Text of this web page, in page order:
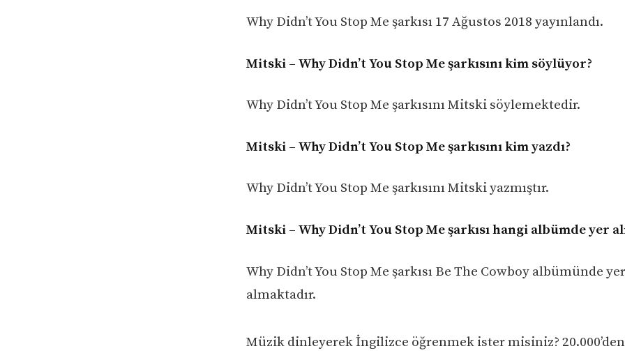
Why Didn’t You Stop Me şarkısı 17 Ağustos 2018 yayınlandı.
Mitski – Why Didn’t You Stop Me şarkısını kim söylüyor?
Why Didn’t You Stop Me şarkısını Mitski söylemektedir.
Mitski – Why Didn’t You Stop Me şarkısını kim yazdı?
Why Didn’t You Stop Me şarkısını Mitski yazmıştır.
Mitski – Why Didn’t You Stop Me şarkısı hangi albümde yer
Why Didn’t You Stop Me şarkısı Be The Cowboy albümünde yer
almaktadır.
Müzik dinleyerek İngilizce öğrenmek ister misiniz?